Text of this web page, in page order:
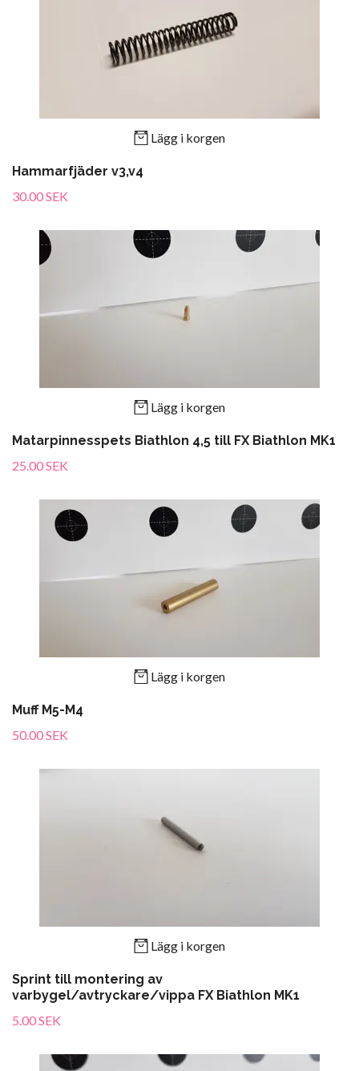
Lägg i korgen
Hammarfjäder v3,v4
30.00 SEK
Lägg i korgen
Matarpinnesspets Biathlon 4,5 till FX Biathlon MK1
25.00 SEK
Lägg i korgen
Muff M5-M4
50.00 SEK
Lägg i korgen
Sprint till montering av
varbygel/avtryckare/vippa FX Biathlon MK1
5.00 SEK